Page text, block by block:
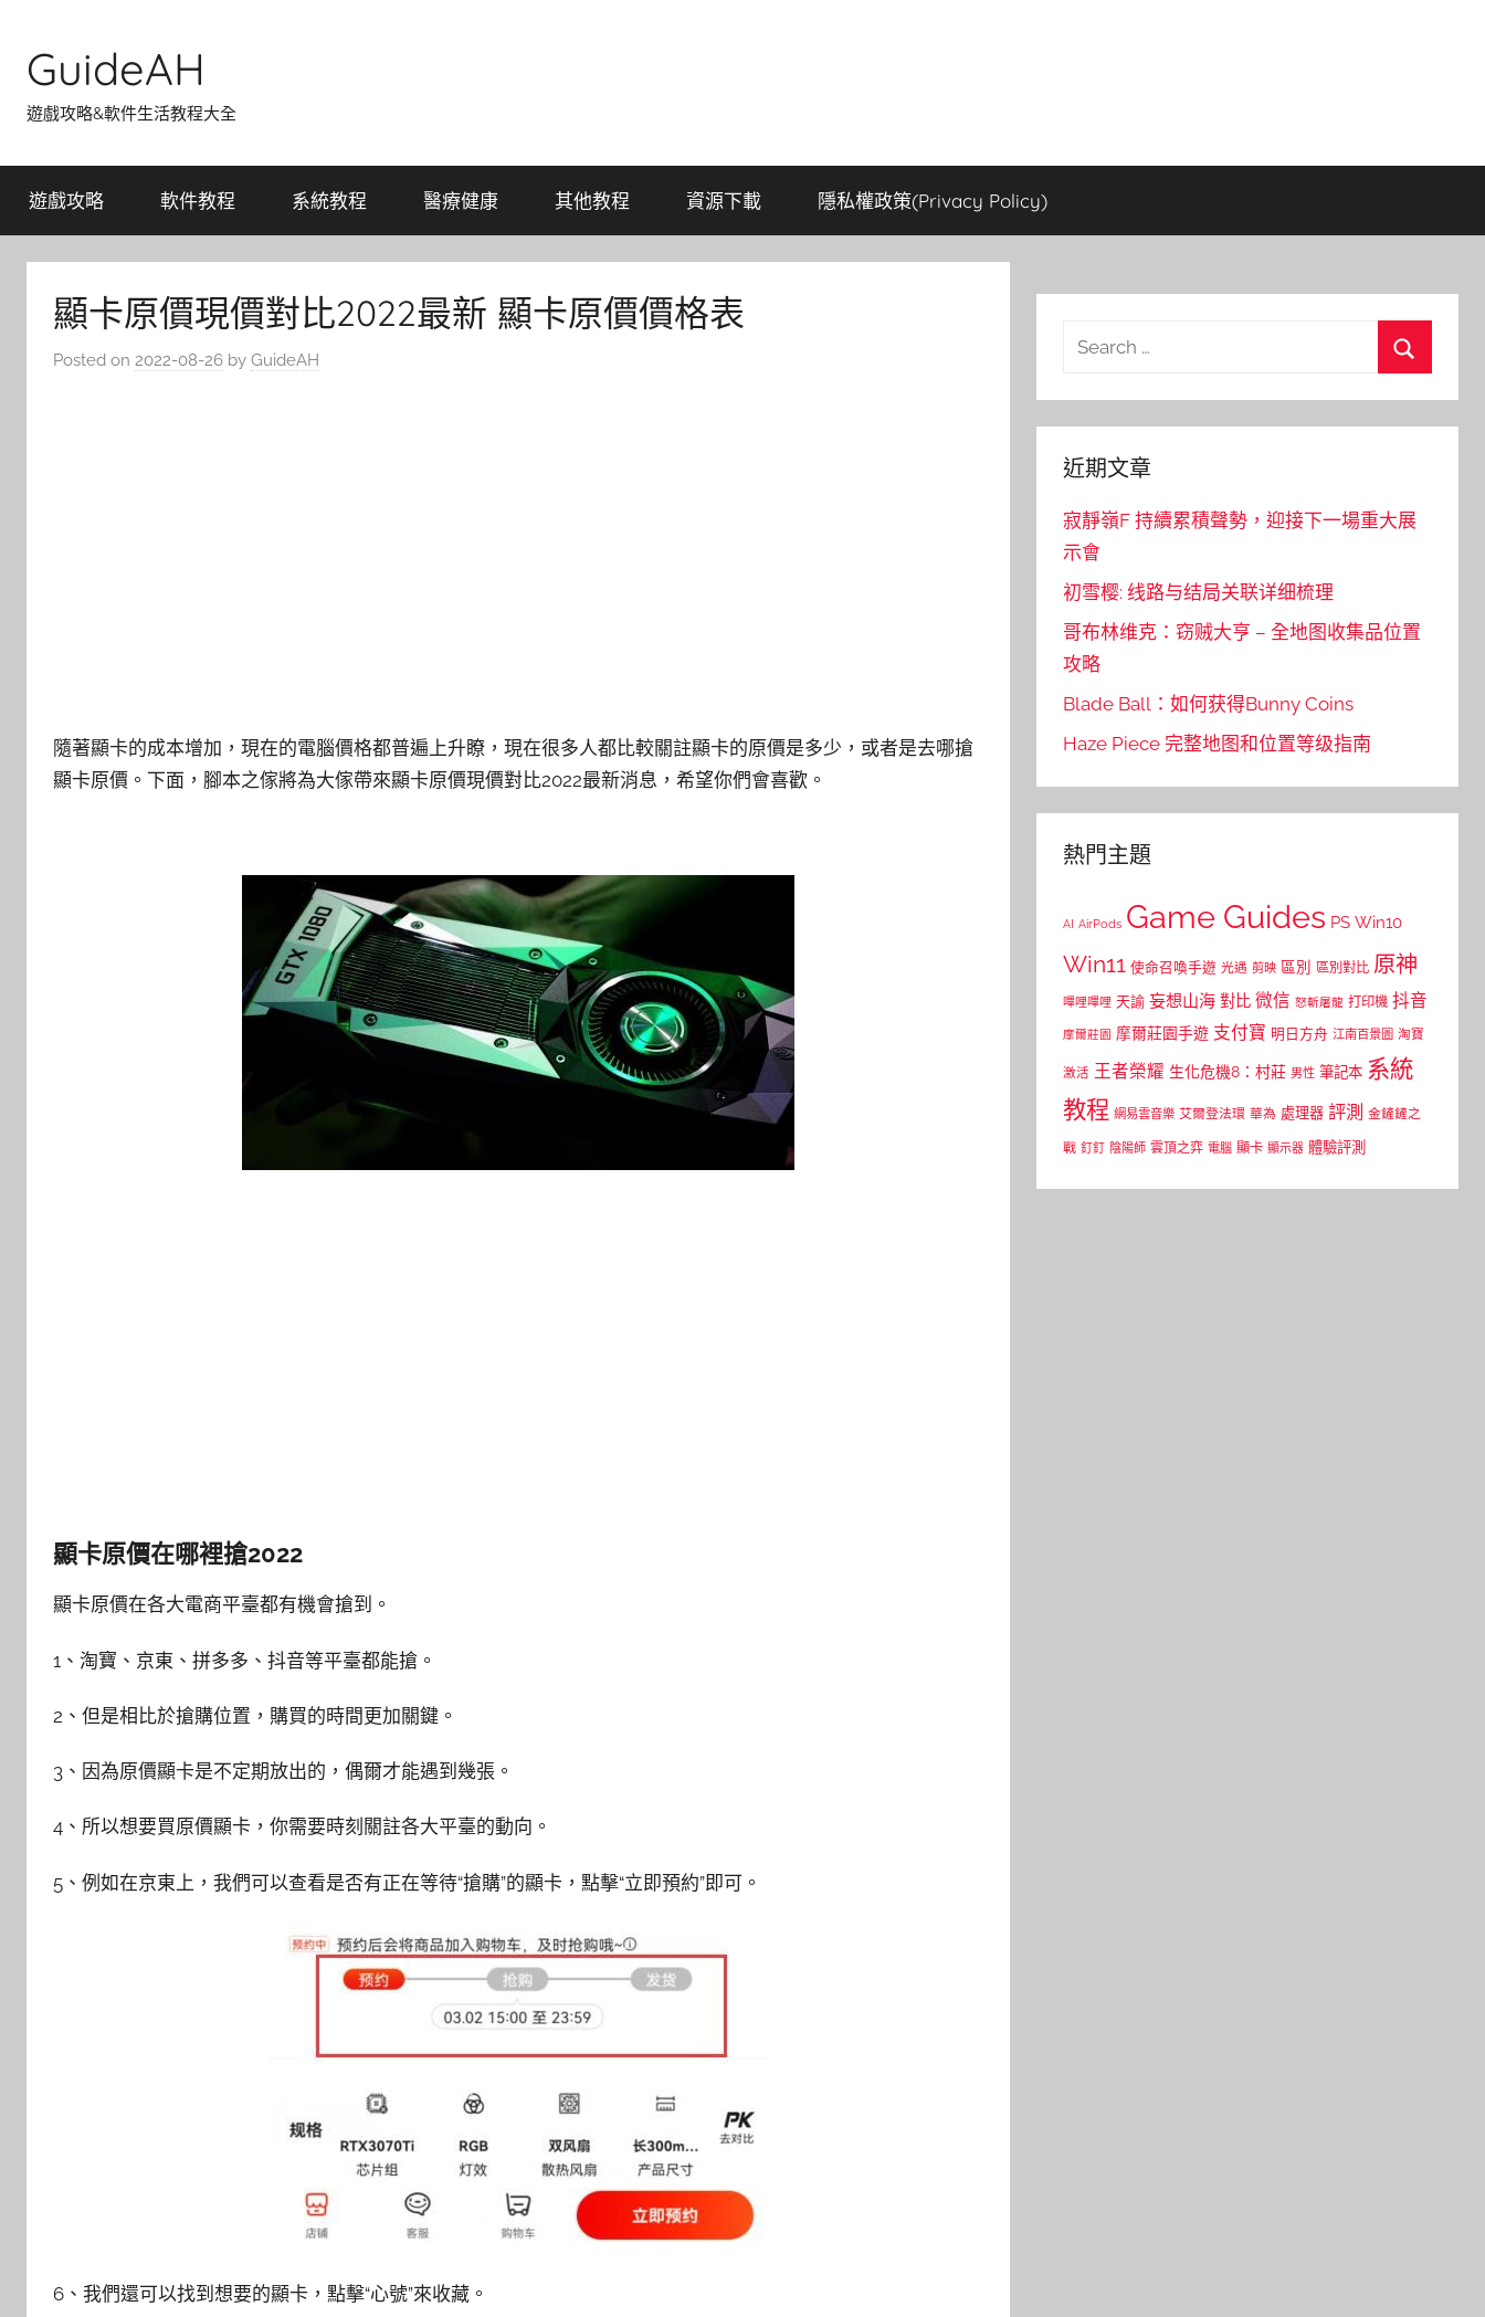
content
GuideAH
遊戲攻略&軟件生活教程大全
遊戲攻略 軟件教程 系統教程 醫療健康 其他教程 資源下載 隱私權政策(Privacy Policy)
顯卡原價現價對比2022最新 顯卡原價價格表
Posted on 2022-08-26 by GuideAH
隨著顯卡的成本增加，現在的電腦價格都普遍上升瞭，現在很多人都比較關註顯卡的原價是多少，或者是去哪搶
顯卡原價。下面，腳本之傢將為大傢帶來顯卡原價現價對比2022最新消息，希望你們會喜歡。
顯卡原價在哪裡搶2022
顯卡原價在各大電商平臺都有機會搶到。
1、淘寶、京東、拼多多、抖音等平臺都能搶。
2、但是相比於搶購位置，購買的時間更加關鍵。
3、因為原價顯卡是不定期放出的，偶爾才能遇到幾張。
4、所以想要買原價顯卡，你需要時刻關註各大平臺的動向。
5、例如在京東上，我們可以查看是否有正在等待“搶購”的顯卡，點擊“立即預約”即可。
6、我們還可以找到想要的顯卡，點擊“心號”來收藏。
Search
近期文章
寂靜嶺F 持續累積聲勢，迎接下一場重大展
示會
初雪樱: 线路与结局关联详细梳理
哥布林维克：窃贼大亨 – 全地图收集品位置
攻略
Blade Ball：如何获得Bunny Coins
Haze Piece 完整地图和位置等级指南
熱門主題
AI AirPods Game Guides PS Win10
Win11 使命召喚手遊 光遇 剪映 區別 區別對比 原神
嗶哩嗶哩 天諭 妄想山海 對比 微信 怒斬屠龍 打印機 抖音
摩爾莊園 摩爾莊園手遊 支付寶 明日方舟 江南百景圖 淘寶
激活 王者榮耀 生化危機8：村莊 男性 筆記本 系統
教程 網易雲音樂 艾爾登法環 華為 處理器 評測 金鏟鏟之
戰 釘釘 陰陽師 雲頂之弈 電腦 顯卡 顯示器 體驗評測